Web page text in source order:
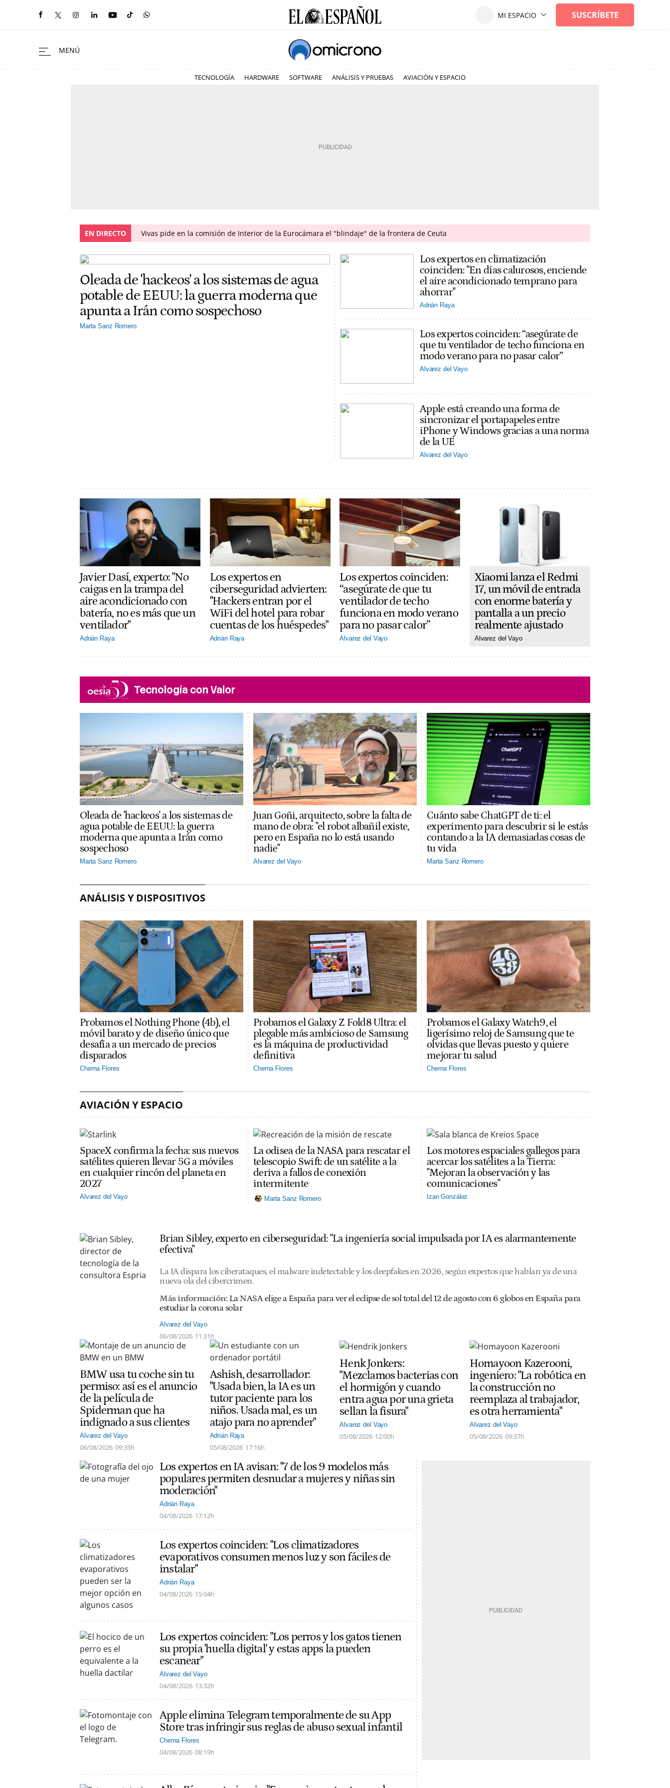
TECNOLOGÍA HARDWARE SOFTWARE ANÁLISIS Y PRUEBAS AVIACIÓN Y ESPACIO
EN DIRECTO Vivas pide en la comisión de Interior de la Eurocámara el "blindaje" de la frontera de Ceuta
Oleada de 'hackeos' a los sistemas de agua
potable de EEUU: la guerra moderna que
apunta a Irán como sospechoso
Marta Sanz Romero
Los expertos en climatización
coinciden: "En días calurosos, enciende
el aire acondicionado temprano para
ahorrar"
Adrián Raya
Los expertos coinciden: “asegúrate de
que tu ventilador de techo funciona en
modo verano para no pasar calor”
Alvarez del Vayo
Apple está creando una forma de
sincronizar el portapapeles entre
iPhone y Windows gracias a una norma
de la UE
Alvarez del Vayo
Javier Dasí, experto: "No
caigas en la trampa del
aire acondicionado con
batería, no es más que un
ventilador"
Adrián Raya
Los expertos en
ciberseguridad advierten:
"Hackers entran por el
WiFi del hotel para robar
cuentas de los huéspedes"
Adrián Raya
Los expertos coinciden:
“asegúrate de que tu
ventilador de techo
funciona en modo verano
para no pasar calor”
Alvarez del Vayo
Xiaomi lanza el Redmi
17, un móvil de entrada
con enorme batería y
pantalla a un precio
realmente ajustado
Alvarez del Vayo
Tecnología con Valor
Oleada de 'hackeos' a los sistemas de
agua potable de EEUU: la guerra
moderna que apunta a Irán como
sospechoso
Marta Sanz Romero
Juan Goñi, arquitecto, sobre la falta de
mano de obra: "el robot albañil existe,
pero en España no lo está usando
nadie"
Alvarez del Vayo
Cuánto sabe ChatGPT de ti: el
experimento para descubrir si le estás
contando a la IA demasiadas cosas de
tu vida
Marta Sanz Romero
ANÁLISIS Y DISPOSITIVOS
Probamos el Nothing Phone (4b), el
móvil barato y de diseño único que
desafía a un mercado de precios
disparados
Chema Flores
Probamos el Galaxy Z Fold8 Ultra: el
plegable más ambicioso de Samsung
es la máquina de productividad
definitiva
Chema Flores
Probamos el Galaxy Watch9, el
ligerísimo reloj de Samsung que te
olvidas que llevas puesto y quiere
mejorar tu salud
Chema Flores
AVIACIÓN Y ESPACIO
SpaceX confirma la fecha: sus nuevos
satélites quieren llevar 5G a móviles
en cualquier rincón del planeta en
2027
Alvarez del Vayo
La odisea de la NASA para rescatar el
telescopio Swift: de un satélite a la
deriva a fallos de conexión
intermitente
Marta Sanz Romero
Los motores espaciales gallegos para
acercar los satélites a la Tierra:
"Mejoran la observación y las
comunicaciones"
Izan González
Brian Sibley, experto en ciberseguridad: "La ingeniería social impulsada por IA es alarmantemente
efectiva"
La IA dispara los ciberataques, el malware indetectable y los deepfakes en 2026, según expertos que hablan ya de una
nueva ola del cibercrimen.
Más información: La NASA elige a España para ver el eclipse de sol total del 12 de agosto con 6 globos en España para
estudiar la corona solar
Alvarez del Vayo
06/08/2026 11:31h
BMW usa tu coche sin tu
permiso: así es el anuncio
de la película de
Spiderman que ha
indignado a sus clientes
Alvarez del Vayo
06/08/2026 09:35h
Ashish, desarrollador:
"Usada bien, la IA es un
tutor paciente para los
niños. Usada mal, es un
atajo para no aprender"
Adrián Raya
05/08/2026 17:16h
Henk Jonkers:
"Mezclamos bacterias con
el hormigón y cuando
entra agua por una grieta
sellan la fisura"
Alvarez del Vayo
05/08/2026 12:00h
Homayoon Kazerooni,
ingeniero: "La robótica en
la construcción no
reemplaza al trabajador,
es otra herramienta"
Alvarez del Vayo
05/08/2026 09:37h
Los expertos en IA avisan: "7 de los 9 modelos más
populares permiten desnudar a mujeres y niñas sin
moderación"
Adrián Raya
04/08/2026 17:12h
Los expertos coinciden: "Los climatizadores
evaporativos consumen menos luz y son fáciles de
instalar"
Adrián Raya
04/08/2026 15:04h
Los expertos coinciden: "Los perros y los gatos tienen
su propia 'huella digital' y estas apps la pueden
escanear"
Alvarez del Vayo
04/08/2026 13:32h
Apple elimina Telegram temporalmente de su App
Store tras infringir sus reglas de abuso sexual infantil
Chema Flores
04/08/2026 08:19h